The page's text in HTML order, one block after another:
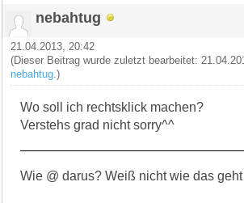
nebahtug
21.04.2013, 20:42
(Dieser Beitrag wurde zuletzt bearbeitet:
nebahtug .)
Wo soll ich rechtsklick machen?
Verstehs grad nicht sorry^^
Wie @ darus? Weiß nicht wie das geht